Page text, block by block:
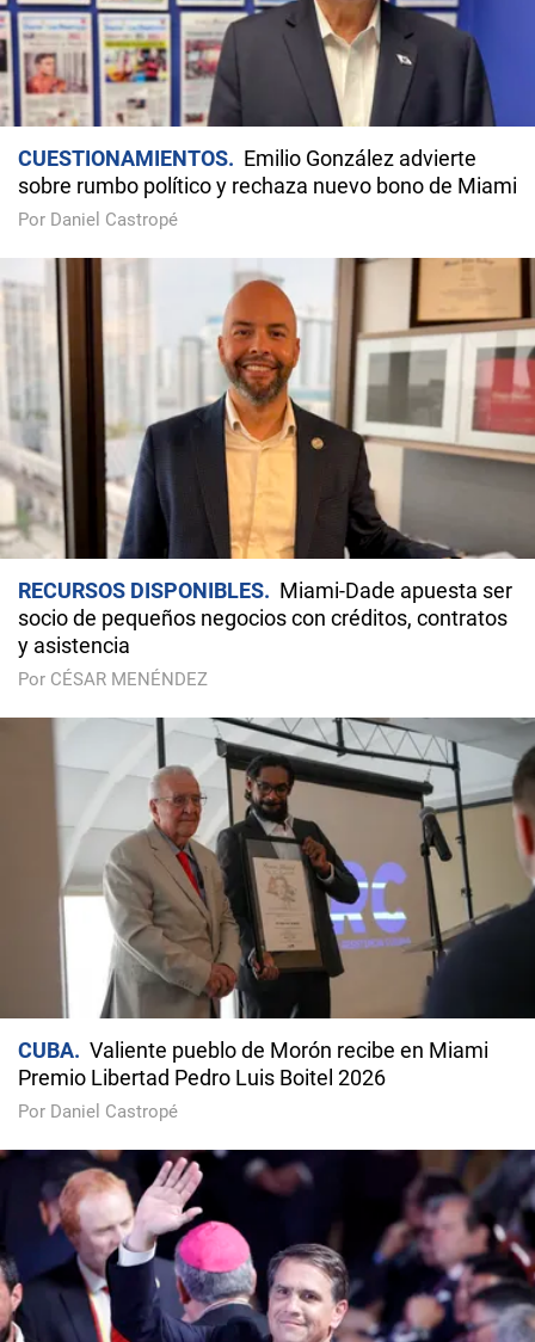
CUESTIONAMIENTOS
Emilio González advierte
sobre rumbo político y rechaza nuevo bono de Miami
Por Daniel Castropé
RECURSOS DISPONIBLES
Miami-Dade apuesta ser
socio de pequeños negocios con créditos, contratos
y asistencia
Por CÉSAR MENÉNDEZ
CUBA
Valiente pueblo de Morón recibe en Miami
Premio Libertad Pedro Luis Boitel 2026
Por Daniel Castropé